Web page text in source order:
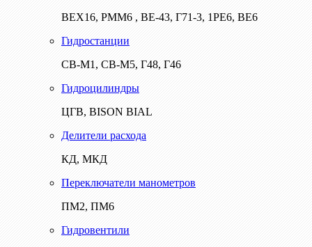
ВЕХ16, РММ6 , ВЕ-43, Г71-3, 1РЕ6, ВЕ6
Гидростанции
СВ-М1, СВ-М5, Г48, Г46
Гидроцилиндры
ЦГВ, BISON BIAL
Делители расхода
КД, МКД
Переключатели манометров
ПМ2, ПМ6
Гидровентили